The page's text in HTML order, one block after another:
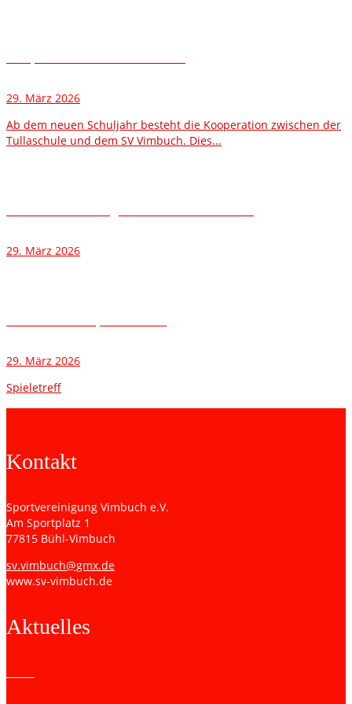
29. März 2026
Ab dem neuen Schuljahr besteht die Kooperation zwischen der
Tullaschule und dem SV Vimbuch. Dies...
29. März 2026
29. März 2026
Spieletreff
Kontakt
Sportvereinigung Vimbuch e.V.
Am Sportplatz 1
77815 Bühl-Vimbuch
sv.vimbuch@gmx.de
www.sv-vimbuch.de
Aktuelles